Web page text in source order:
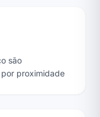
são
proximidade